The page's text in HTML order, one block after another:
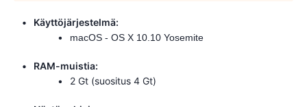
Käyttöjärjestelmä:
macOS - OS X 10.10 Yosemite
RAM-muistia:
2 Gt (suositus 4 Gt)